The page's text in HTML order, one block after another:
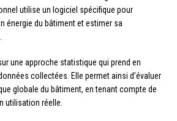
utilise un logiciel spécifique pour
énergie du bâtiment et estimer sa
une approche statistique qui prend en
collectées. Elle permet ainsi d’évaluer
globale du bâtiment, en tenant compte de
utilisation réelle.